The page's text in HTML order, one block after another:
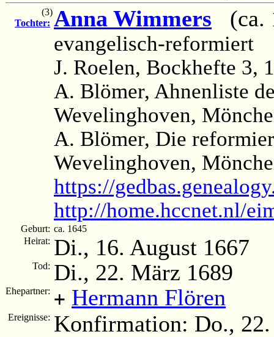
(3)
Tochter: Anna Wimmers (ca.
evangelisch-reformiert
J. Roelen, Bockhefte 3,
A. Blömer, Ahnenliste
Wevelinghoven,
A. Blömer, Die
Wevelinghoven,
https://
http://home.hccnet.nl/
Geburt: ca. 1645
Heirat: Di., 16. August 1667
Tod: Di., 22. März 1689
Ehepartner: + Hermann Flören
Ereignisse: Konfirmation: Do.,